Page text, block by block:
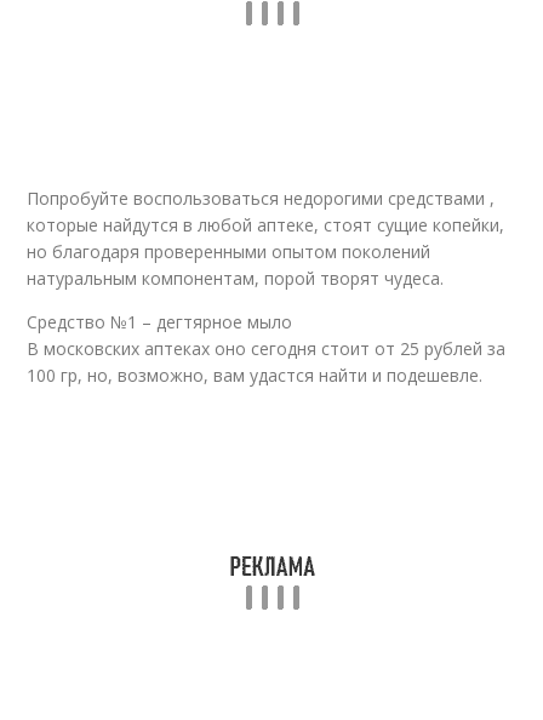
Средство от глубоких
морщин
Морщины на лице
Мимические
морщины
Всевозможные
средства
Попробуйте воспользоваться недорогими средствами ,
которые найдутся в любой аптеке, стоят сущие копейки,
но благодаря проверенными опытом поколений
натуральным компонентам, порой творят чудеса.
Средство №1 – дегтярное мыло
В московских аптеках оно сегодня стоит от 25 рублей за
100 гр, но, возможно, вам удастся найти и подешевле.